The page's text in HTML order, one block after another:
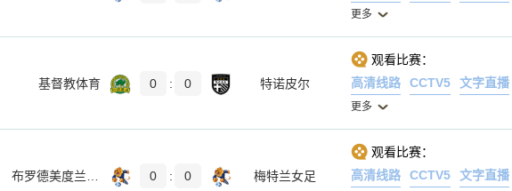
更多
基督教体育 0 : 0 特诺皮尔
观看比赛：
高清线路
CCTV5 文字直播
更多
0 : 0 梅特兰女足
观看比赛：
高清线路
CCTV5 文字直播